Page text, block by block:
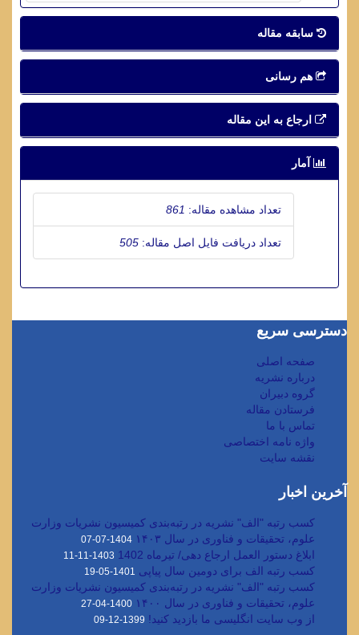
سابقه مقاله
هم رسانی
ارجاع به این مقاله
آمار
تعداد مشاهده مقاله: 861
تعداد دریافت فایل اصل مقاله: 505
دسترسی سریع
صفحه اصلی
درباره نشریه
گروه دبیران
فرستادن مقاله
تماس با ما
واژه نامه اختصاصی
نقشه سایت
آخرین اخبار
کسب رتبه "الف" نشریه در رتبه‌بندی کمیسیون نشریات وزارت
علوم، تحقیقات و فناوری در سال ۱۴۰۳
1404-07-07
ابلاغ دستور العمل ارجاع دهی/ تیرماه 1402 1403-11-11
کسب رتبه الف برای دومین سال پیاپی 1401-05-19
کسب رتبه "الف" نشریه در رتبه‌بندی کمیسیون نشریات وزارت
علوم، تحقیقات و فناوری در سال ۱۴۰۰
1400-04-27
از وب سایت انگلیسی ما بازدید کنید! 1399-12-09